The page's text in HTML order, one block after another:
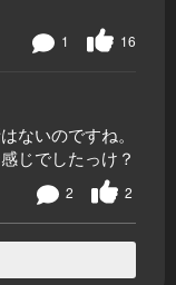
16
1
ないのですね。
じでしたっけ？
2
2